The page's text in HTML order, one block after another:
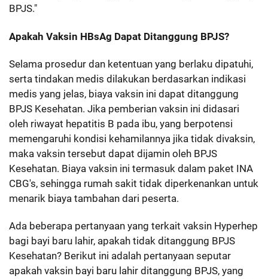
BPJS."
Apakah Vaksin HBsAg Dapat Ditanggung BPJS?
Selama prosedur dan ketentuan yang berlaku dipatuhi,
serta tindakan medis dilakukan berdasarkan indikasi
medis yang jelas, biaya vaksin ini dapat ditanggung
BPJS Kesehatan. Jika pemberian vaksin ini didasari
oleh riwayat hepatitis B pada ibu, yang berpotensi
memengaruhi kondisi kehamilannya jika tidak divaksin,
maka vaksin tersebut dapat dijamin oleh BPJS
Kesehatan. Biaya vaksin ini termasuk dalam paket INA
CBG's, sehingga rumah sakit tidak diperkenankan untuk
menarik biaya tambahan dari peserta.
Ada beberapa pertanyaan yang terkait vaksin Hyperhep
bagi bayi baru lahir, apakah tidak ditanggung BPJS
Kesehatan? Berikut ini adalah pertanyaan seputar
apakah vaksin bayi baru lahir ditanggung BPJS, yang